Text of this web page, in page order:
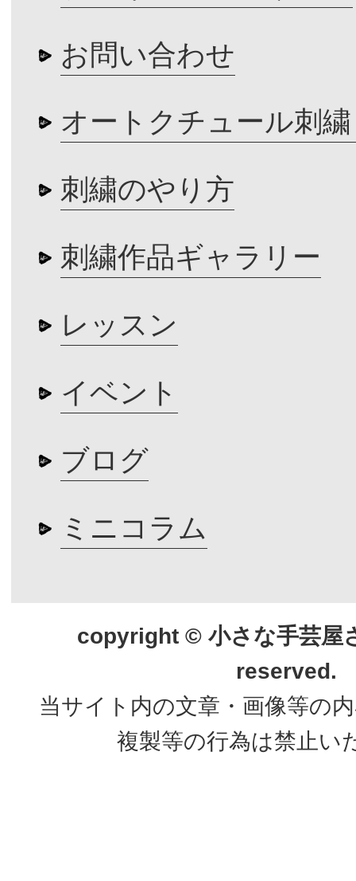
お問い合わせ
オートクチュール刺
刺繍のやり方
刺繍作品ギャラリー
レッスン
イベント
ブログ
ミニコラム
copyright © 小さな手芸屋
reserved.
当サイト内の文章・画像等の
複製等の行為は禁止い